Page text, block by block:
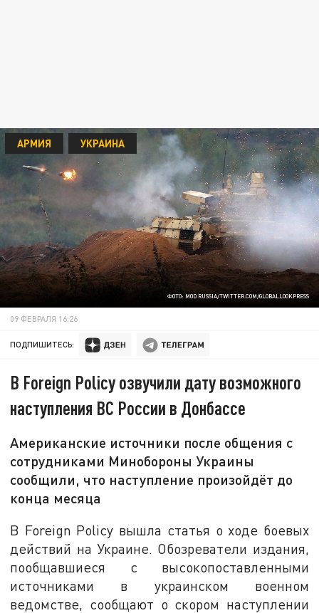
ФОТО: MOD RUSSIA/TWITTER.COM/GLOBALLOOKPRESS
АРМИЯ УКРАИНА
09 ФЕВРАЛЯ 16:26
ПОДПИШИТЕСЬ:
В Foreign Policy озвучили дату возможного
наступления ВС России в Донбассе
Американские источники после общения с
сотрудниками Минобороны Украины
сообщили, что наступление произойдёт до
конца месяца
В Foreign Policy вышла статья о ходе боевых
действий на Украине. Обозреватели издания,
пообщавшиеся с высокопоставленными
источниками в украинском военном
ведомстве, сообщают о скором наступлении